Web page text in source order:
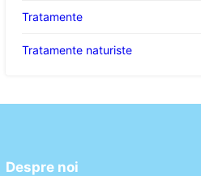
Tratamente
Tratamente naturiste
Despre noi